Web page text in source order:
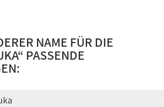
NAME FÜR DIE
“ PASSENDE